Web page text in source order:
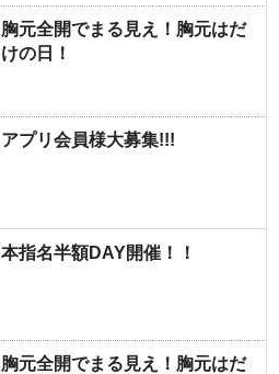
胸元全開でまる見え！胸元はだ
けの日！
アプリ会員様大募集!!!
本指名半額DAY開催！！
胸元全開でまる見え！胸元はだ